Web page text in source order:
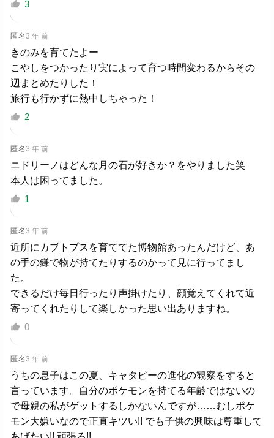
3
匿名3 年 前
きのみを育てたよー
こやしをつかったり実によって育つ時間変わるからその
辺まとめたりした！
旅行も行かずに熱中しちゃった！
2
匿名3 年 前
ニドリーノはどんな月の石が好きか？をやりました笑
本人は困ってました。
1
匿名3 年 前
近所にカブトプスを育ててた博物館あったんだけど、あ
の手の鎌で物が持てたりするのかって見に行ってまし
た。
できるだけ毎日行ったり声掛けたり、顔覚えてくれて近
寄ってくれたりして楽しかった思い出ありますね。
0
匿名3 年 前
うちの息子はこの夏、キャタピーの進化の観察をすると
言っています。自分のポケモンを持てる年齢ではないの
で母親の私がゲットするしかないんですが……むしポケ
モン大嫌いなので正直キツい!! でも子供の興味は尊重して